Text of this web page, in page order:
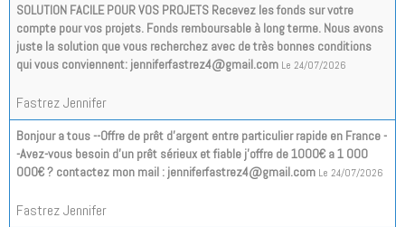
SOLUTION FACILE POUR VOS PROJETS Recevez les fonds sur votre
compte pour vos projets. Fonds remboursable à long terme. Nous avons
juste la solution que vous recherchez avec de très bonnes conditions
qui vous conviennent: jenniferfastrez4@gmail.com Le 24/07/2026
Fastrez Jennifer
Bonjour a tous --Offre de prêt d'argent entre particulier rapide en France -
-Avez-vous besoin d'un prêt sérieux et fiable j'offre de 1000€ a 1 000
000€ ? contactez mon mail : jenniferfastrez4@gmail.com Le 24/07/2026
Fastrez Jennifer